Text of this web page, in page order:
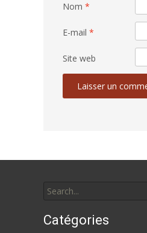
Nom *
E-mail *
Site web
for:
Catégories